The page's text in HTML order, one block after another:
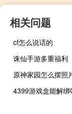
相关问题
cf怎么说话的
诛仙手游多重福利
原神家园怎么摆照
4399游戏盒能解绑